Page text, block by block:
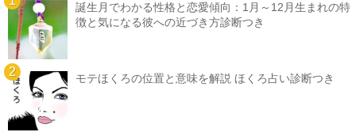
誕生月でわかる性格と恋愛傾向：1月～12月生まれの特
徴と気になる彼への近づき方診断つき
モテほくろの位置と意味を解説 ほくろ占い診断つき